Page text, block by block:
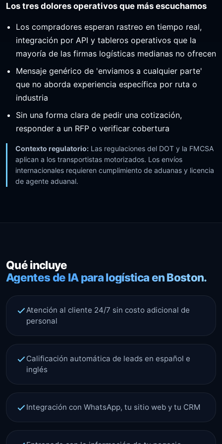
Los tres dolores operativos que más escuchamos
Los compradores esperan rastreo en tiempo real,
integración por API y tableros operativos que la
mayoría de las firmas logísticas medianas no ofrecen
Mensaje genérico de 'enviamos a cualquier parte'
que no aborda experiencia específica por ruta o
industria
Sin una forma clara de pedir una cotización,
responder a un RFP o verificar cobertura
Contexto regulatorio: Las regulaciones del DOT y la FMCSA
aplican a los transportistas motorizados. Los envíos
internacionales requieren cumplimiento de aduanas y licencia
de agente aduanal.
Qué incluye
Agentes de IA para logística en Boston.
Atención al cliente 24/7 sin costo adicional de
personal
Calificación automática de leads en español e
inglés
Integración con WhatsApp, tu sitio web y tu CRM